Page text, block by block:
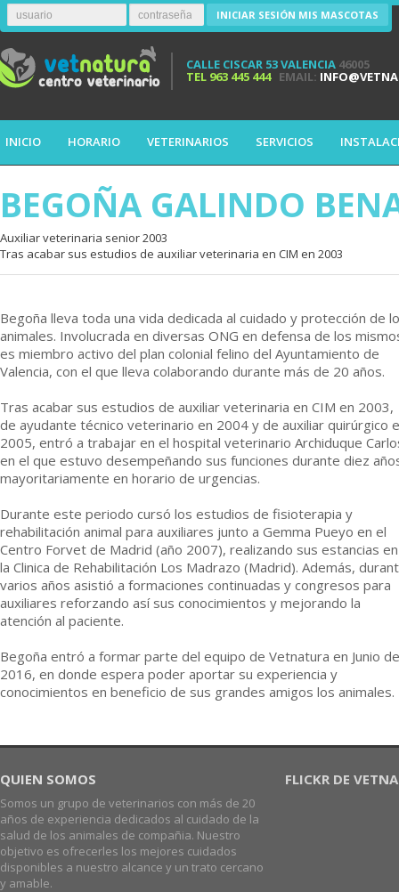
INICIAR SESIÓN MIS MASCOTAS
CALLE CISCAR 53 VALENCIA 46005
TEL 963 445 444EMAIL:
INICIO HORARIO VETERINARIOS SERVICIOS
BEGOÑA GALINDO
Auxiliar veterinaria senior 2003
Tras acabar sus estudios de auxiliar veterinaria en CIM en 2003
Begoña lleva toda una vida dedicada al cuidado y protección de
animales. Involucrada en diversas ONG en defensa de los
es miembro activo del plan colonial felino del Ayuntamiento de
Valencia, con el que lleva colaborando durante más de 20 años.
Tras acabar sus estudios de auxiliar veterinaria en CIM en 2003,
de ayudante técnico veterinario en 2004 y de auxiliar quirúrgico
2005, entró a trabajar en el hospital veterinario Archiduque
en el que estuvo desempeñando sus funciones durante diez
mayoritariamente en horario de urgencias.
Durante este periodo cursó los estudios de fisioterapia y
rehabilitación animal para auxiliares junto a Gemma Pueyo en el
Centro Forvet de Madrid (año 2007), realizando sus estancias en
la Clinica de Rehabilitación Los Madrazo (Madrid). Además,
varios años asistió a formaciones continuadas y congresos para
auxiliares reforzando así sus conocimientos y mejorando la
atención al paciente.
Begoña entró a formar parte del equipo de Vetnatura en Junio de
2016, en donde espera poder aportar su experiencia y
conocimientos en beneficio de sus grandes amigos los animales.
QUIEN SOMOS
Somos un grupo de veterinarios con más de 20
años de experiencia dedicados al cuidado de la
salud de los animales de compañia. Nuestro
objetivo es ofrecerles los mejores cuidados
disponibles a nuestro alcance y un trato cercano
y amable.
FLICKR DE